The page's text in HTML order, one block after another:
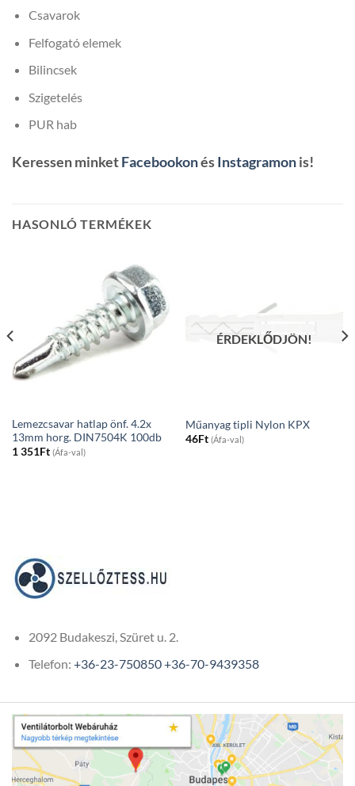
Csavarok
Felfogató elemek
Bilincsek
Szigetelés
PUR hab
Keressen minketFacebookonésInstagramonis!
HASONLÓ TERMÉKEK
Lemezcsavar hatlap önf. 4.2x
13mm horg. DIN7504K 100db
1 351Ft (Áfa-val)
ÉRDEKLŐDJÖN!
Műanyag tipli Nylon KPX
46Ft (Áfa-val)
2092 Budakeszi, Szüret u. 2.
Telefon: +36-23-750850+36-70-9439358